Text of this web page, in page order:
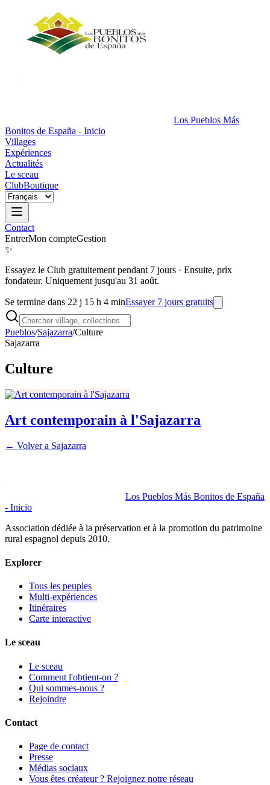
Los Pueblos Más
Bonitos de España - Inicio
Villages
Expériences
Actualités
Le sceau
ClubBoutique
Contact
EntrerMon compteGestion
✨
Essayez le Club gratuitement pendant 7 jours · Ensuite, prix
fondateur. Uniquement jusqu'au 31 août.
Se termine dans 22 j 15 h 4 minEssayer 7 jours gratuits
Pueblos/Sajazarra/Culture
Sajazarra
Culture
Art contemporain à l'Sajazarra
← Volver a Sajazarra
Los Pueblos Más Bonitos de España
- Inicio
Association dédiée à la préservation et à la promotion du patrimoine
rural espagnol depuis 2010.
Explorer
Tous les peuples
Multi-expériences
Itinéraires
Carte interactive
Le sceau
Le sceau
Comment l'obtient-on ?
Qui sommes-nous ?
Rejoindre
Contact
Page de contact
Presse
Médias sociaux
Vous êtes créateur ? Rejoignez notre réseau